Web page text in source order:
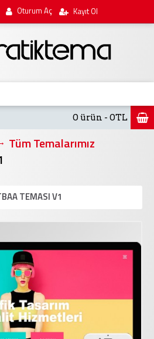
Oturum Aç Kayıt Ol
0 ürün - 0TL
Tüm Temalarımız
TEMASI V1